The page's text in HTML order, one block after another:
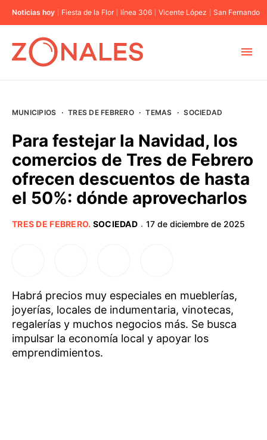
Noticias hoy Fiesta de la Flor línea 306 Vicente López San Fernando
BUENOS AIRES
PROVINCIAS
MUNICIPIOS · TRES DE FEBRERO · TEMAS · SOCIEDAD
Para festejar la Navidad, los
comercios de Tres de Febrero
ofrecen descuentos de hasta
el 50%: dónde aprovecharlos
TRES DE FEBRERO. SOCIEDAD · 17 de diciembre de 2025
Habrá precios muy especiales en mueblerías,
joyerías, locales de indumentaria, vinotecas,
regalerías y muchos negocios más. Se busca
impulsar la economía local y apoyar los
emprendimientos.